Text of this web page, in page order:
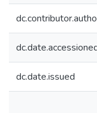
dc.date.issued